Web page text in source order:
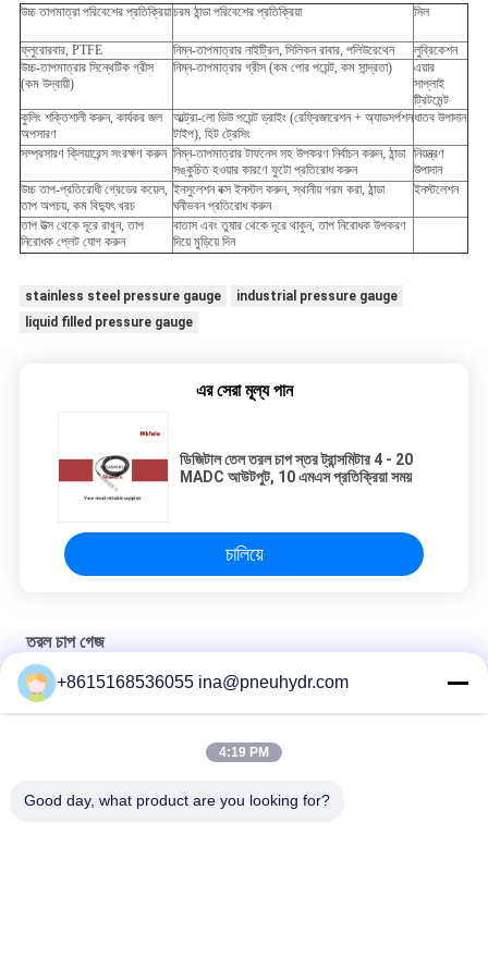
উচ্চ তাপমাত্রা পরিবেশের প্রতিক্রিয়াচরম ঠান্ডা পরিবেশের প্রতিক্রিয়া সিল
ফ্লুরোরবার, PTFE নিম্ন-তাপমাত্রার নাইট্রিল, সিলিকন রাবার, পলিউরেথেন
লুব্রিকেশন
উচ্চ-তাপমাত্রার সিন্থেটিক গ্রীস
(কম উদ্বায়ী)
নিম্ন-তাপমাত্রার গ্রীস (কম পোর পয়েন্ট, কম সান্দ্রতা)
এয়ার
সাপ্লাই
ট্রিটমেন্ট
কুলিং শক্তিশালী করুন, কার্যকর জল
অপসারণ
আল্ট্রা-লো ডিউ পয়েন্ট ড্রাইং (রেফ্রিজারেশন + অ্যাডসর্পশন
টাইপ), হিট ট্রেসিং
ধাতব উপাদান
সম্প্রসারণ ক্লিয়ারেন্স সংরক্ষণ করুন নিম্ন-তাপমাত্রার টাফনেস সহ উপকরণ নির্বাচন করুন, ঠান্ডা
সঙ্কুচিত হওয়ার কারণে ফুটো প্রতিরোধ করুন
নিয়ন্ত্রণ
উপাদান
উচ্চ তাপ-প্রতিরোধী গ্রেডের কয়েল,
তাপ অপচয়, কম বিদ্যুৎ খরচ
ইনসুলেশন বক্স ইনস্টল করুন, স্থানীয় গরম করা, ঠান্ডা
ঘনীভবন প্রতিরোধ করুন
ইনস্টলেশন
তাপ উত্স থেকে দূরে রাখুন, তাপ
নিরোধক প্লেট যোগ করুন
বাতাস এবং তুষার থেকে দূরে থাকুন, তাপ নিরোধক উপকরণ
দিয়ে মুড়িয়ে দিন
stainless steel pressure gauge
industrial pressure gauge
liquid filled pressure gauge
এর সেরা মূল্য পান
ডিজিটাল তেল তরল চাপ স্তর ট্রান্সমিটার 4 - 20
MADC আউটপুট, 10 এমএস প্রতিক্রিয়া সময়
চালিয়ে
তরল চাপ গেজ
SM2SB 40B / এল দুই স্ক্রু সংযোগ সঙ্গে তরল ভরা জল চাপ গেজ
+8615168536055 ina@pneuhydr.com
4:19 PM
Good day, what product are you looking for?